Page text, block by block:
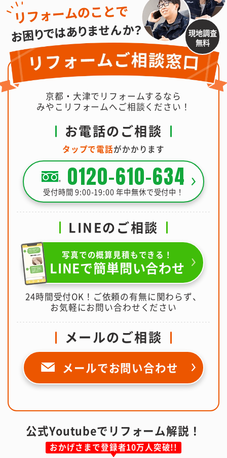
現地調査
無料
京都・大津でリフォームするなら
みやこリフォームへご相談ください！
お電話のご相談
タップで電話がかかります
0120-610-634
受付時間 9:00-19:00 年中無休で受付中！
LINEのご相談
写真での概算見積もできる！
LINEで簡単問い合わせ
24時間受付OK！ご依頼の有無に関わらず、
お気軽にお問い合わせください
メールのご相談
メールでお問い合わせ
公式Youtubeでリフォーム解説！
おかげさまで登録者10万人突破!!